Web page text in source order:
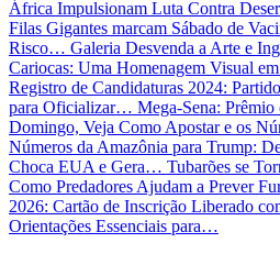
África Impulsionam Luta Contra
Filas Gigantes marcam Sábado de
Risco… Galeria Desvenda a Arte e
Cariocas: Uma Homenagem Visual
Registro de Candidaturas 2024:
para Oficializar… Mega-Sena:
Domingo, Veja Como Apostar e os
Números da Amazônia para Trump:
Choca EUA e Gera… Tubarões se
Como Predadores Ajudam a Prever
2026: Cartão de Inscrição Liberado
Orientações Essenciais para…